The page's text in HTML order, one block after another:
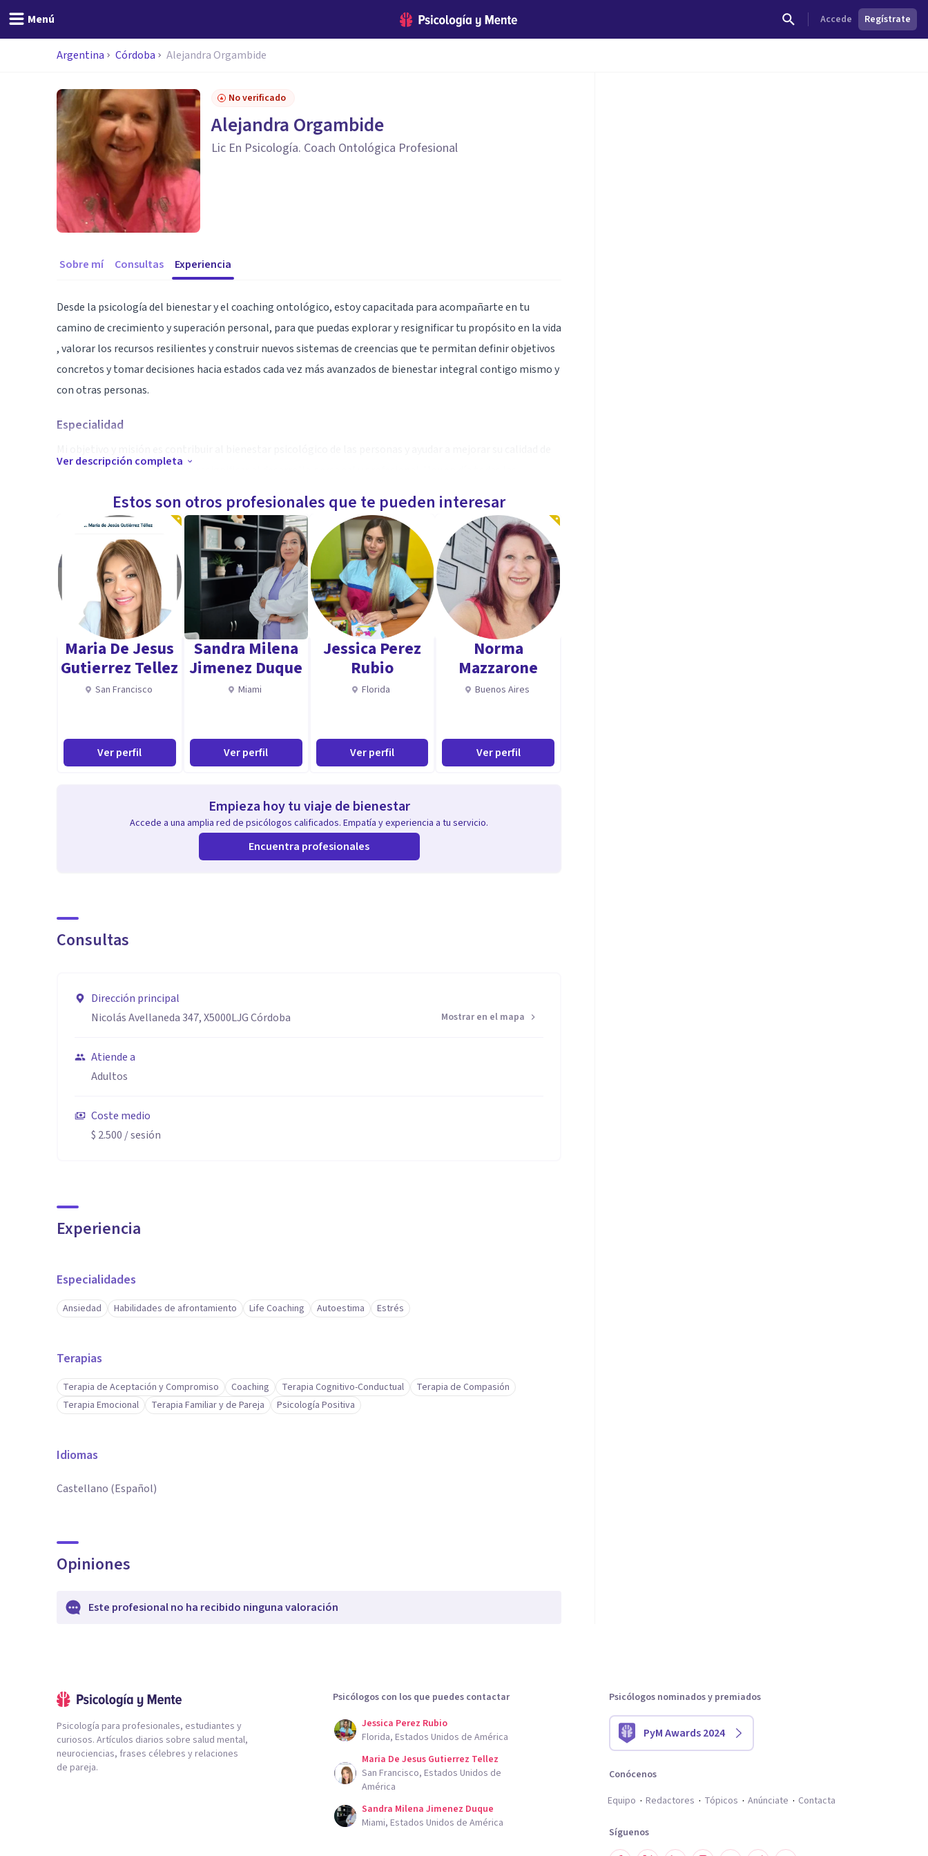
Menú Accede Regístrate
Argentina Córdoba Alejandra Orgambide
No verificado
Alejandra Orgambide
Lic En Psicología. Coach Ontológica Profesional
Sobre mí Consultas Experiencia
Desde la psicología del bienestar y el coaching ontológico, estoy capacitada para acompañarte en tu
camino de crecimiento y superación personal, para que puedas explorar y resignificar tu propósito en la vida
, valorar los recursos resilientes y construir nuevos sistemas de creencias que te permitan definir objetivos
concretos y tomar decisiones hacia estados cada vez más avanzados de bienestar integral contigo mismo y
con otras personas.
Especialidad
vida, brindando recursos para resignificar el desarrollo personal y profesional. Hoy en día todas las
afectando diferentes aspectos de nuestra vida. Por lo tanto, mis intervenciones se dirigen hacia el
autoconocimiento y gestión de creencias limitantes y paradigmas rígidos que permitan la transformación
y la toma de decisiones que generen bienestar.
Aptitudes
Tengo la Lic en Psicología con orientación cognitiva-sistémica y aportes de la Psicología Positiva. Tengo
también, el titulo de Coaching Ontológico Profesional.
Ver descripción completa
Estos son otros profesionales que te pueden interesar
Maria De Jesus
Gutierrez Tellez
San Francisco
Ver perfil
Sandra Milena
Jimenez Duque
Miami
Ver perfil
Jessica Perez
Rubio
Florida
Ver perfil
Norma
Mazzarone
Buenos Aires
Ver perfil
Empieza hoy tu viaje de bienestar
Accede a una amplia red de psicólogos calificados. Empatía y experiencia a tu servicio.
Encuentra profesionales
Consultas
Dirección principal
Nicolás Avellaneda 347, X5000LJG Córdoba
Mostrar en el mapa
Atiende a
Adultos
Coste medio
$ 2.500 / sesión
Experiencia
Especialidades
Ansiedad Habilidades de afrontamiento Life Coaching Autoestima Estrés
Terapias
Terapia de Aceptación y Compromiso Coaching Terapia Cognitivo-Conductual
Terapia de Compasión
Terapia Emocional
Terapia Familiar y de Pareja Psicología Positiva
Idiomas
Castellano (Español)
Opiniones
Este profesional no ha recibido ninguna valoración
Psicología para profesionales, estudiantes y
curiosos. Artículos diarios sobre salud mental,
neurociencias, frases célebres y relaciones
de pareja.
Psicólogos con los que puedes contactar
Jessica Perez Rubio
Florida, Estados Unidos de América
Maria De Jesus Gutierrez Tellez
San Francisco, Estados Unidos de
América
Sandra Milena Jimenez Duque
Miami, Estados Unidos de América
Psicólogos nominados y premiados
PyM Awards 2024
Conócenos
Equipo
Redactores Tópicos Anúnciate Contacta
Síguenos